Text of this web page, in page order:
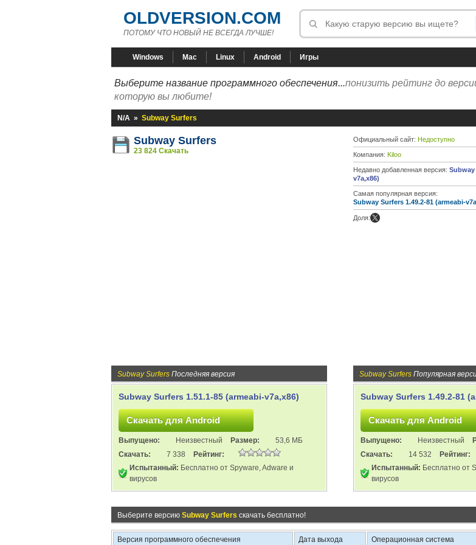
OLDVERSION.COM
ПОТОМУ ЧТО НОВЫЙ НЕ ВСЕГДА ЛУЧШЕ!
Windows Mac Linux Android Игры
Выберите название программного обеспечения...понизить рейтинг до
которую вы любите!
N/A » Subway Surfers
Subway Surfers
23 824 Скачать
Официальный сайт: Недоступно
Компания: Kiloo
Недавно добавленная версия: Subway
v7a,x86)
Самая популярная версия:
Subway Surfers 1.49.2-81 (armeabi-
Доля:
Subway Surfers Последняя версия
Subway Surfers 1.51.1-85 (armeabi-v7a,x86)
Выпущено: Неизвестный Размер:
53,6 МБ
Скачать:
7 338
Рейтинг:
Испытанный: Бесплатно от Spyware, Adware и
вирусов
Subway Surfers Популярная
Subway Surfers 1.49.2-81
Выпущено: Неизвестный
Скачать:
14 532
Рейтинг:
Испытанный: Бесплатно от
вирусов
Выберите версию Subway Surfers скачать бесплатно!
Версия программного обеспечения Дата выхода Операционная система